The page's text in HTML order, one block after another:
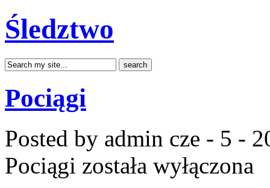
Śledztwo
Pociągi
Posted by admin cze - 5 -
Pociągi została wyłączona